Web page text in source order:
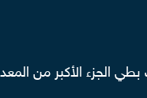
الجزء الأكبر من